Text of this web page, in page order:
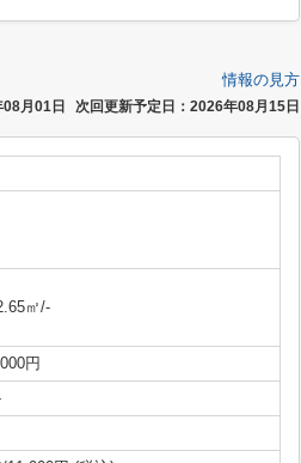
情報の見方
月01日 次回更新予定日：2026年08月15日
㎡/-
円